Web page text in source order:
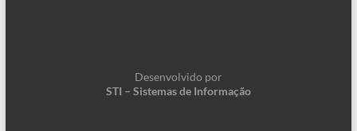
Desenvolvido por
STI – Sistemas de Informação